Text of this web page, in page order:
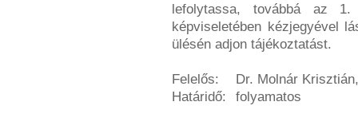
lefolytassa, továbbá az
képviseletében kézjegyével
ülésén adjon tájékoztatást.
Felelős:
Dr. Molnár
Határidő:
folyamatos